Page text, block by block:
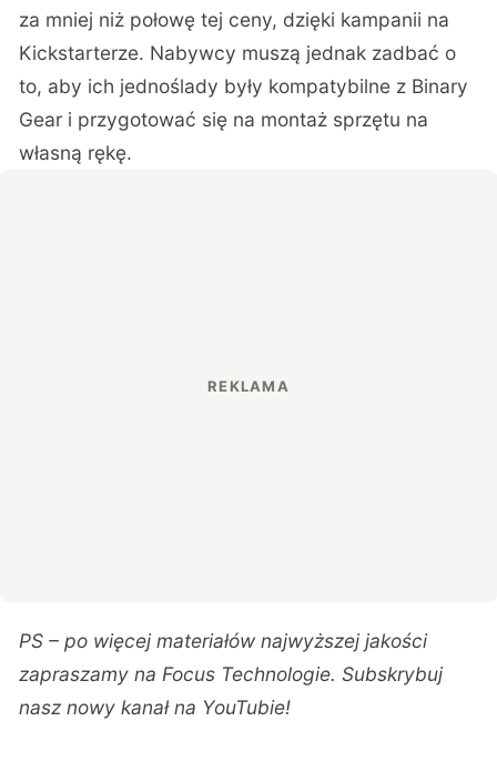
za mniej niż połowę tej ceny, dzięki kampanii na
Kickstarterze. Nabywcy muszą jednak zadbać o
to, aby ich jednoślady były kompatybilne z Binary
Gear i przygotować się na montaż sprzętu na
własną rękę.
PS – po więcej materiałów najwyższej jakości
zapraszamy naFocus Technologie. Subskrybuj
nasz nowy kanał na YouTubie!